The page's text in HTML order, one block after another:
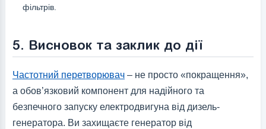
фільтрів.
5. Висновок та заклик до дії
Частотний перетворювач– не просто «покращення»,
а обов’язковий компонент для надійного та
безпечного запуску електродвигуна від дизель-
генератора. Ви захищаєте генератор від